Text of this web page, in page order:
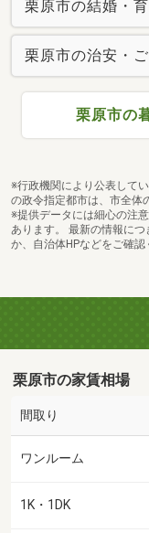
栗原市の結婚・
栗原市の治安・
栗原市の
※行政機関により公表して
の政令指定都市は、市全体
※提供データには細心の注
あります。 最新の情報に
か、自治体HPなどをご確認
栗原市の家賃相場
間取り
ワンルーム
1K・1DK